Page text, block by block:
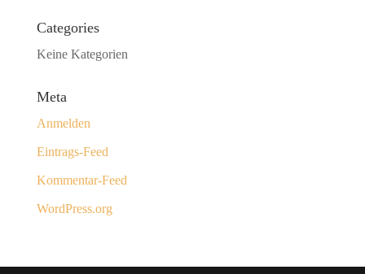
Categories
Keine Kategorien
Meta
Anmelden
Eintrags-Feed
Kommentar-Feed
WordPress.org